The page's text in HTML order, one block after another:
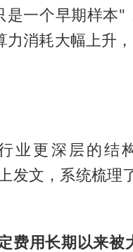
一个早期样本"
力消耗大幅上升
业更深层的结
发文，系统梳理
费用长期以来被